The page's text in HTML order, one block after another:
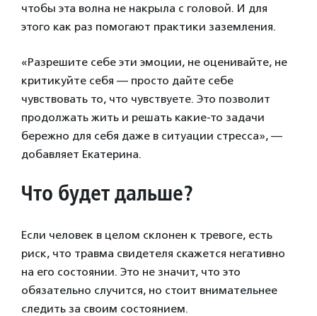
чтобы эта волна не накрыла с головой. И для
этого как раз помогают практики заземления.
«Разрешите себе эти эмоции, не оценивайте, не
критикуйте себя — просто дайте себе
чувствовать то, что чувствуете. Это позволит
продолжать жить и решать какие-то задачи
бережно для себя даже в ситуации стресса», —
добавляет Екатерина.
Что будет дальше?
Если человек в целом склонен к тревоге, есть
риск, что травма свидетеля скажется негативно
на его состоянии. Это не значит, что это
обязательно случится, но стоит внимательнее
следить за своим состоянием.